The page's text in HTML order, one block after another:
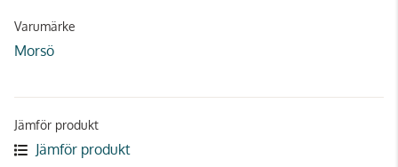
Varumärke
Morsö
Jämför produkt
Jämför produkt